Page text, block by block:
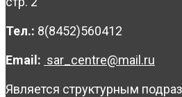
Тел.: 8(8452)560412
Email: sar_centre@mail.ru
Является структурным